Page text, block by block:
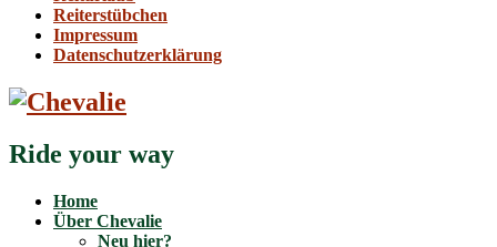
Reiterstübchen
Impressum
Datenschutzerklärung
Ride your way
Home
Über Chevalie
Neu hier?